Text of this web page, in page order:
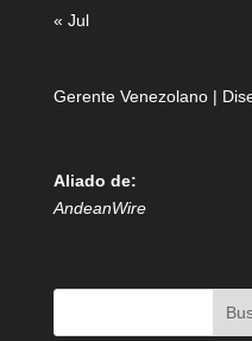
« Jul
Gerente Venezolano |
Aliado de:
AndeanWire